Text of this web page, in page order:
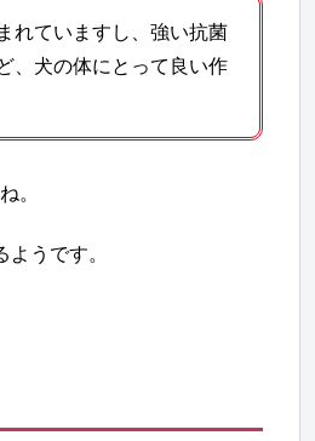
れていますし、強い抗菌
、犬の体にとって良い作
。
うです。